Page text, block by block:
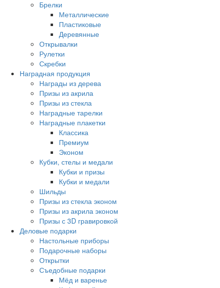
Брелки
Металлические
Пластиковые
Деревянные
Открывалки
Рулетки
Скребки
Наградная продукция
Награды из дерева
Призы из акрила
Призы из стекла
Наградные тарелки
Наградные плакетки
Классика
Премиум
Эконом
Кубки, стелы и медали
Кубки и призы
Кубки и медали
Шильды
Призы из стекла эконом
Призы из акрила эконом
Призы с 3D гравировкой
Деловые подарки
Настольные приборы
Подарочные наборы
Открытки
Съедобные подарки
Мёд и варенье